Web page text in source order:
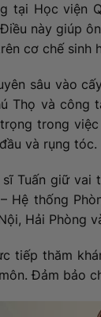
tại Học viện
này giúp
cơ chế sinh
sâu vào
Thọ và công
trong
và rụng tóc.
sĩ Tuấn giữ
Hệ thống
Hải Phòng
tiếp thăm
Đảm bảo